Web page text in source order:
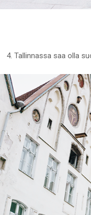
4. Tallinnassa saa olla